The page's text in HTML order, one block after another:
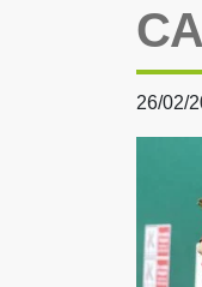
26/02/